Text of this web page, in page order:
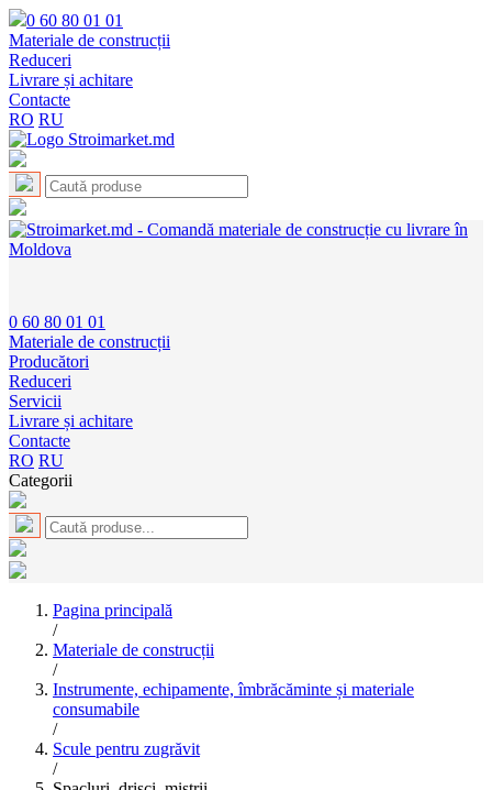
0 60 80 01 01
Materiale de construcții
Reduceri
Livrare și achitare
Contacte
RO RU
0 60 80 01 01
Materiale de construcții
Producători
Reduceri
Servicii
Livrare și achitare
Contacte
RO RU
Categorii
Pagina principală
/
Materiale de construcții
/
Instrumente, echipamente, îmbrăcăminte și materiale
consumabile
/
Scule pentru zugrăvit
/